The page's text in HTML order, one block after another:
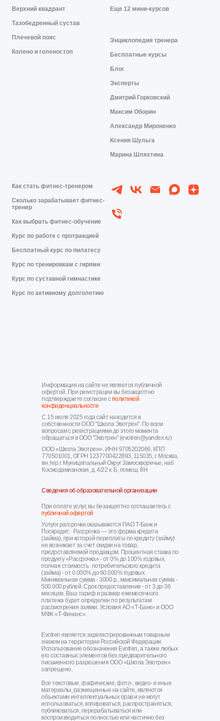
Верхний квадрант
Тазобедренный сустав
Плечевой пояс
Колено и голеностоп
Еще 12 мини-курсов
Энциклопедия тренера
Бесплатные курсы
Блог
Эксперты
Дмитрий Горковский
Максим Оборин
Александр Мироненко
Ксения Шульга
Марина Шляхтина
Как стать фитнес-тренером
Сколько зарабатывает фитнес-
тренер
Как выбрать фитнес-обучение
Курс по работе с протракцией
Бесплатный курс по пилатесу
Курс по тренировкам с гирями
Курс по суставной гимнастике
Курс по активному долголетию
Информация на сайте не является публичной
офертой. При регистрации вы безакцептно
подтверждаете согласие сполитикой
конфиденциальности
При оплате услуг, вы безакцептно соглашаетесь с
публичной офертой
ООО «Школа Эвотрен». ИНН 9705202066, КПП
770501001, ОГРН 1237700422893, 115035, г. Москва,
вн.тер.г. Муниципальный Округ Замоскворечье, наб
Космодамианская, д. 4/22 к. Б, помещ. 8Н
С 15 июля 2025 года сайт находится в
собственности ООО "Школа Эвотрен". По всем
вопросам с регистрациями до этого момента
обращаться в ООО "Эвотрен" (evotren@yandex.ru)
Услуги рассрочки оказываются ПАО Т-Банк и
Поскредит. Рассрочка — это форма кредита
(займа), при которой переплаты по кредиту (займу)
не возникает за счет скидки на товар,
предоставляемой продавцом. Процентная ставка по
продукту «Рассрочка» - от 0% до 100% годовых,
полная стоимость потребительского кредита
(займа) - от 0.000% до 60.000% годовых.
Минимальная сумма - 3000 р., максимальная сумма -
500 000 рублей. Срок предоставления - от 3 до 36
месяцев. Ваш тариф и размер ежемесячного
платежа будет определен по результатам
рассмотрения заявки. Условия АО «Т-Банк» и ООО
МФК «Т-Финанс».
Evotren является зарегистрированным товарным
знаком на территории Российской Федерации.
Использование обозначения Evotren, а также любых
его составных элементов без предварительного
письменного разрешения ООО «Школа Эвотрен»
запрещено.
Все текстовые, графические, фото-, видео- и иные
материалы, размещенные на сайте, являются
объектами интеллектуальных прав и не могут
использоваться, копироваться, распространяться,
публиковаться, перерабатываться или
воспроизводиться полностью или частично без
Сведения об образовательной организации